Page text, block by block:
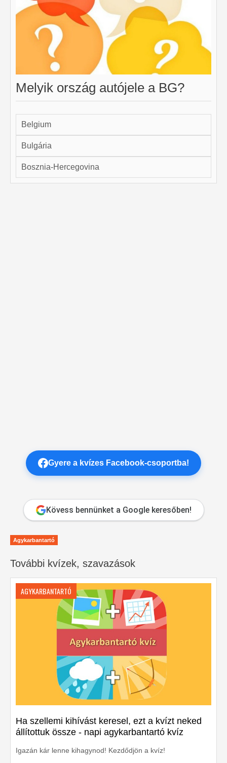
Melyik ország autójele a BG?
Belgium
Bulgária
Bosznia-Hercegovina
Gyere a kvízes Facebook-csoportba!
Kövess bennünket a Google keresőben!
Agykarbantartó
További kvízek, szavazások
AGYKARBANTARTÓ
Ha szellemi kihívást keresel, ezt a kvízt neked
állítottuk össze - napi agykarbantartó kvíz
Igazán kár lenne kihagynod! Kezdődjön a kvíz!